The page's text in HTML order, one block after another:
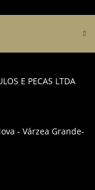
E PECAS LTDA
- Várzea Grande-